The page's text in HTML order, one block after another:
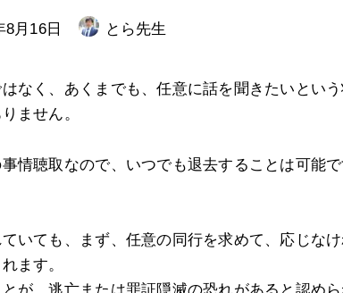
8月16日 とら先生
なく、あくまでも、任意に話を聞きたいとい
ません。
情聴取なので、いつでも退去することは可能
いても、まず、任意の同行を求めて、応じな
ます。